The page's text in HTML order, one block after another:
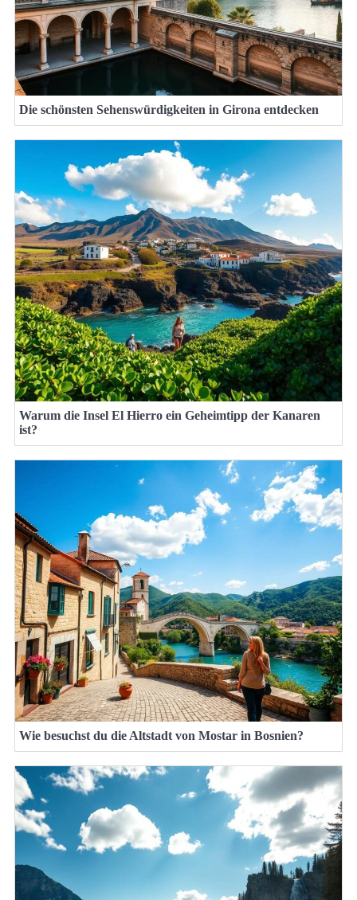
Die schönsten Sehenswürdigkeiten in Girona entdecken
Warum die Insel El Hierro ein Geheimtipp der Kanaren
ist?
Wie besuchst du die Altstadt von Mostar in Bosnien?